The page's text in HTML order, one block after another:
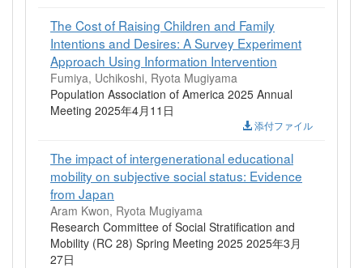
The Cost of Raising Children and Family
Intentions and Desires: A Survey Experiment
Approach Using Information Intervention
Fumiya, Uchikoshi, Ryota Mugiyama
Population Association of America 2025 Annual
Meeting 2025年4月11日
添付ファイル
The impact of intergenerational educational
mobility on subjective social status: Evidence
from Japan
Aram Kwon, Ryota Mugiyama
Research Committee of Social Stratification and
Mobility (RC 28) Spring Meeting 2025 2025年3月
27日